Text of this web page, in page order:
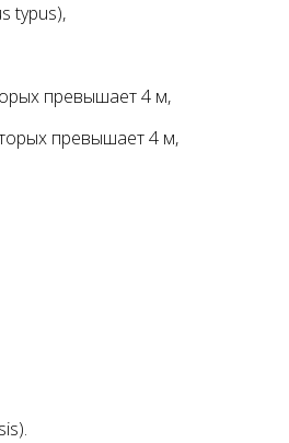
typus),
превышает 4 м,
превышает 4 м,